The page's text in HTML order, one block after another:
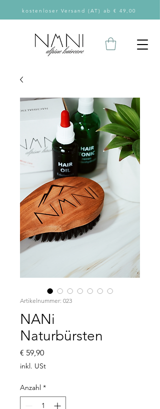
kostenloser Versand (AT) ab € 49,00
Artikelnummer: 023
NANi
Naturbürsten
€ 59,90Preis
inkl. USt
Anzahl *